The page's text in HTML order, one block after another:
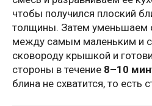
чтобы получился плоский
толщины. Затем уменьшаем
между самым маленьким и
сковороду крышкой и
стороны в течение 8–10
блина не схватится, то есть